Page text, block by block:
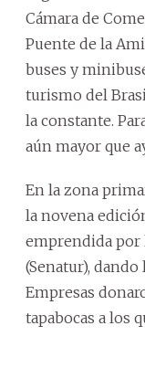
Cámara de
Puente de la
buses y
turismo del
la constante.
aún mayor que
En la zona
la novena
emprendida por
(Senatur),
Empresas
tapabocas a los